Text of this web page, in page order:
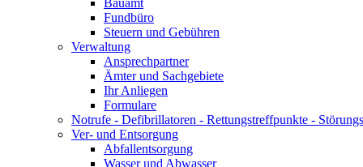
Bauamt
Fundbüro
Steuern und Gebühren
Verwaltung
Ansprechpartner
Ämter und Sachgebiete
Ihr Anliegen
Formulare
Notrufe - Defibrillatoren - Rettungstreffpunkte -
Ver- und Entsorgung
Abfallentsorgung
Wasser und Abwasser